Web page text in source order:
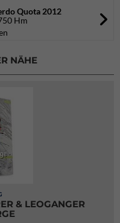
Quota 2012
Hm
NÄHE
& LEOGANGER